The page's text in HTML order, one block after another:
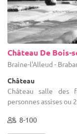
Château De Bois-
Braine-l'Alleud -
Château
Château salle des
personnes assises ou
8-100